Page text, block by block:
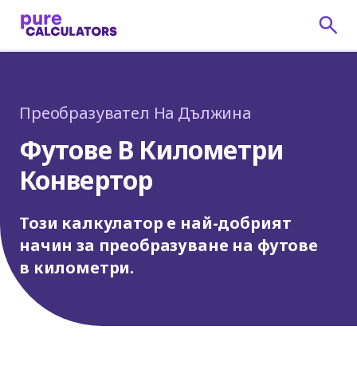
Преобразувател На Дължина
Футове В Километри
Конвертор
Този калкулатор е най-добрият
начин за преобразуване на футове
в километри.